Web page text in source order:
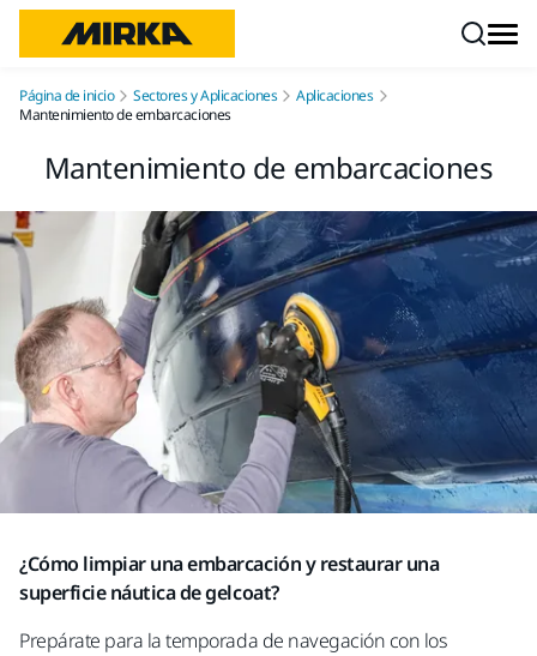
Página de inicio Sectores y Aplicaciones
Aplicaciones
Mantenimiento de embarcaciones
Mantenimiento de embarcaciones
¿Cómo limpiar una embarcación y restaurar una
superficie náutica de gelcoat?
Prepárate para la temporada de navegación con los